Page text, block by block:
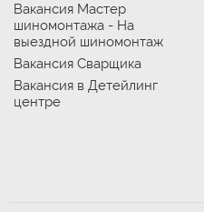
Вакансия Мастер
шиномонтажа - На
выездной шиномонтаж
Вакансия Сварщика
Вакансия в Детейлинг
центре